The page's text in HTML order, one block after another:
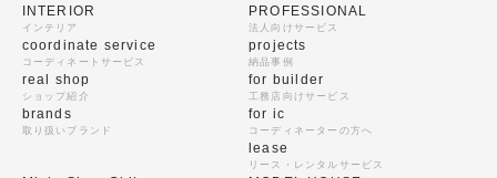
INTERIOR
インテリア
coordinate service
コーディネートサービス
real shop
ショップ紹介
brands
取り扱いブランド
PROFESSIONAL
法人向けサービス
projects
納品事例
for builder
工務店向けサービス
for ic
コーディネーターの方へ
lease
リース・レンタルサービス